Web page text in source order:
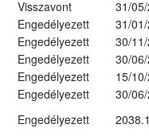
Visszavont
31/
Engedélyezett
31/
Engedélyezett
30/
Engedélyezett
30/
Engedélyezett
15/
Engedélyezett
30/
Engedélyezett